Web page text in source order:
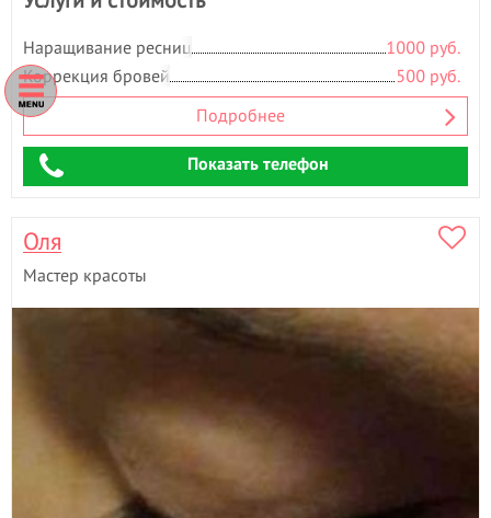
Наращивание ресниц
1000 руб.
Коррекция бровей
500 руб.
Подробнее
Показать телефон
Оля
Мастер красоты